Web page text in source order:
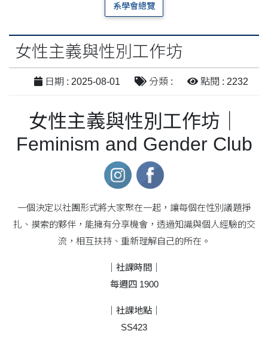
系學會總覽
女性主義與性別工作坊
日期 : 2025-08-01 分類 : 點閱 : 2232
女性主義與性別工作坊｜
Feminism and Gender Club
一個決定以社團形式將大家聚在一起，讓每個在性別議題掙
扎、摸索的夥伴，能擁有分享機會，透過知識與個人經驗的交
流，相互扶持、重新理解自己的所在。
｜社課時間｜
每週四 1900
｜社課地點｜
SS423